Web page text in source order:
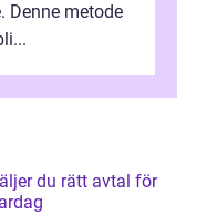
Denne metode